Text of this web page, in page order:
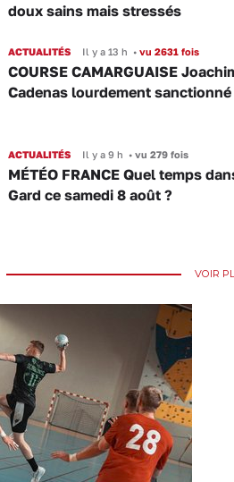
doux sains mais stressés
ACTUALITÉS Il y a 13 h •vu 2631 fois
COURSE CAMARGUAISE
Cadenas lourdement sanctionné
ACTUALITÉS Il y a 9 h •vu 279 fois
MÉTÉO FRANCE Quel temps
Gard ce samedi 8 août ?
VOIR